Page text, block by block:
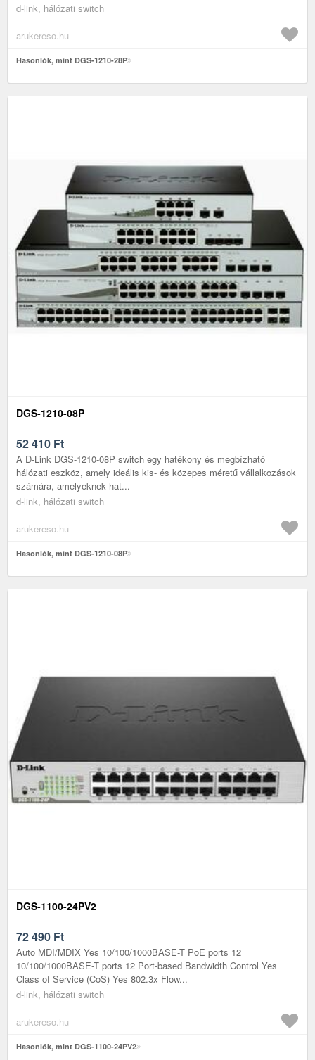
d-link, hálózati switch
arukereso.hu
Hasonlók, mint DGS-1210-28P
DGS-1210-08P
52 410 Ft
A D-Link DGS-1210-08P switch egy hatékony és megbízható
hálózati eszköz, amely ideális kis- és közepes méretű vállalkozások
számára, amelyeknek hat...
d-link, hálózati switch
arukereso.hu
Hasonlók, mint DGS-1210-08P
DGS-1100-24PV2
72 490 Ft
Auto MDI/MDIX Yes 10/100/1000BASE-T PoE ports 12
10/100/1000BASE-T ports 12 Port-based Bandwidth Control Yes
Class of Service (CoS) Yes 802.3x Flow...
d-link, hálózati switch
arukereso.hu
Hasonlók, mint DGS-1100-24PV2